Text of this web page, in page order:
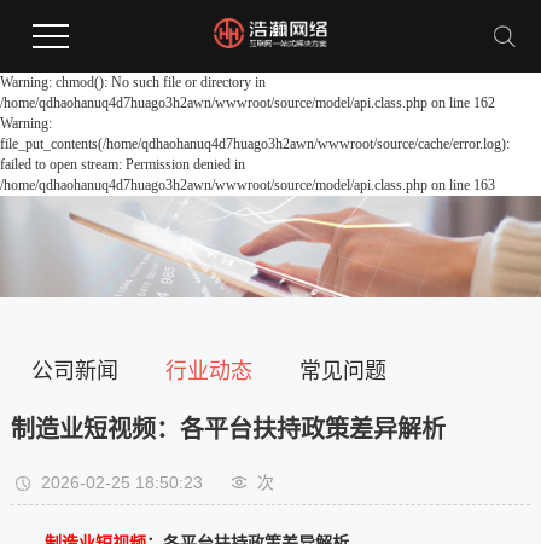
Warning: chmod(): No such file or directory in
/home/qdhaohanuq4d7huago3h2awn/wwwroot/source/model/api.class.php on line 162
Warning:
file_put_contents(/home/qdhaohanuq4d7huago3h2awn/wwwroot/source/cache/error.log):
failed to open stream: Permission denied in
/home/qdhaohanuq4d7huago3h2awn/wwwroot/source/model/api.class.php on line 163
公司新闻 行业动态 常见问题
制造业短视频：各平台扶持政策差异解析
2026-02-25 18:50:23 次